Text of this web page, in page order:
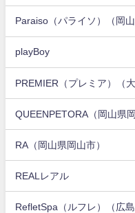
Paraiso（パライソ）（岡山
playBoy
PREMIER（プレミア）（大
QUEENPETORA（岡山県岡
RA（岡山県岡山市）
REALレアル
RefletSpa（ルフレ）（広島